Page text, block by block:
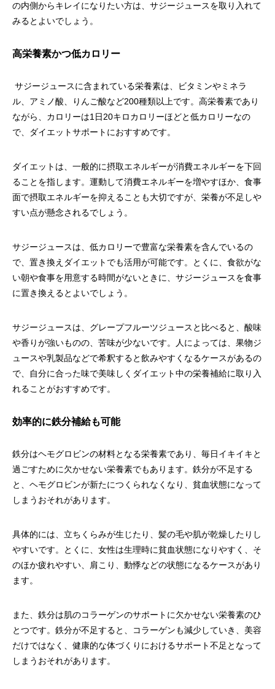
の内側からキレイになりたい方は、サジージュースを取り入れて
みるとよいでしょう。
高栄養素かつ低カロリー
サジージュースに含まれている栄養素は、ビタミンやミネラ
ル、アミノ酸、りんご酸など200種類以上です。高栄養素であり
ながら、カロリーは1日20キロカロリーほどと低カロリーなの
で、ダイエットサポートにおすすめです。
ダイエットは、一般的に摂取エネルギーが消費エネルギーを下回
ることを指します。運動して消費エネルギーを増やすほか、食事
面で摂取エネルギーを抑えることも大切ですが、栄養が不足しや
すい点が懸念されるでしょう。
サジージュースは、低カロリーで豊富な栄養素を含んでいるの
で、置き換えダイエットでも活用が可能です。とくに、食欲がな
い朝や食事を用意する時間がないときに、サジージュースを食事
に置き換えるとよいでしょう。
サジージュースは、グレープフルーツジュースと比べると、酸味
や香りが強いものの、苦味が少ないです。人によっては、果物ジ
ュースや乳製品などで希釈すると飲みやすくなるケースがあるの
で、自分に合った味で美味しくダイエット中の栄養補給に取り入
れることがおすすめです。
効率的に鉄分補給も可能
鉄分はヘモグロビンの材料となる栄養素であり、毎日イキイキと
過ごすために欠かせない栄養素でもあります。鉄分が不足する
と、ヘモグロビンが新たにつくられなくなり、貧血状態になって
しまうおそれがあります。
具体的には、立ちくらみが生じたり、髪の毛や肌が乾燥したりし
やすいです。とくに、女性は生理時に貧血状態になりやすく、そ
のほか疲れやすい、肩こり、動悸などの状態になるケースがあり
ます。
また、鉄分は肌のコラーゲンのサポートに欠かせない栄養素のひ
とつです。鉄分が不足すると、コラーゲンも減少していき、美容
だけではなく、健康的な体づくりにおけるサポート不足となって
しまうおそれがあります。